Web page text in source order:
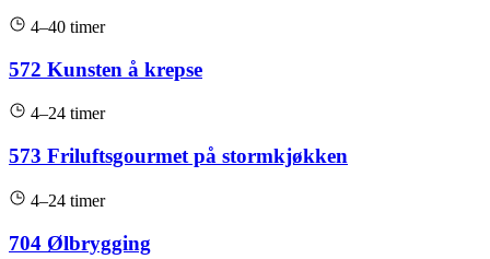
4–40 timer
572 Kunsten å krepse
4–24 timer
573 Friluftsgourmet på stormkjøkken
4–24 timer
704 Ølbrygging